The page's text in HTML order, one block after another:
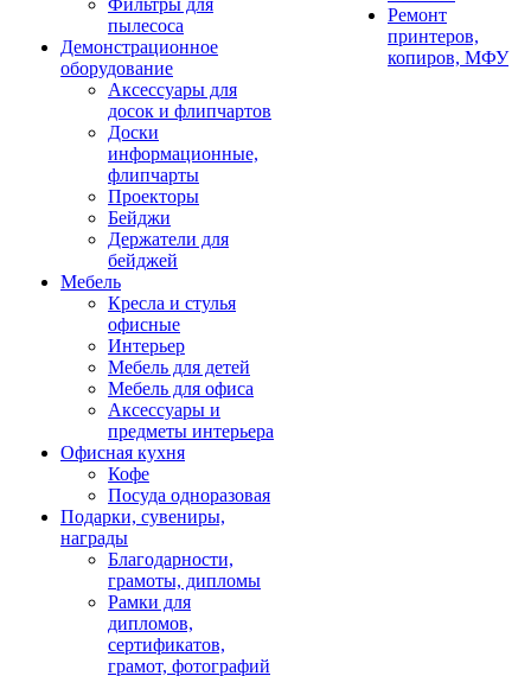
Фильтры для
пылесоса
Демонстрационное
оборудование
Аксессуары для
досок и флипчартов
Доски
информационные,
флипчарты
Проекторы
Бейджи
Держатели для
бейджей
Мебель
Кресла и стулья
офисные
Интерьер
Мебель для детей
Мебель для офиса
Аксессуары и
предметы интерьера
Офисная кухня
Кофе
Посуда одноразовая
Подарки, сувениры,
награды
Благодарности,
грамоты, дипломы
Рамки для
дипломов,
сертификатов,
грамот, фотографий
Ремонт
принтеров,
копиров, МФУ